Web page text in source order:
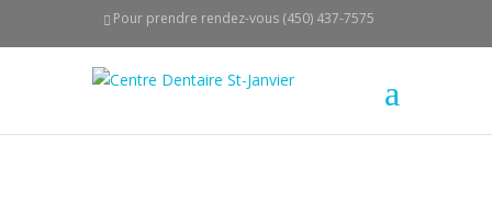
Pour prendre rendez-vous (450) 437-7575